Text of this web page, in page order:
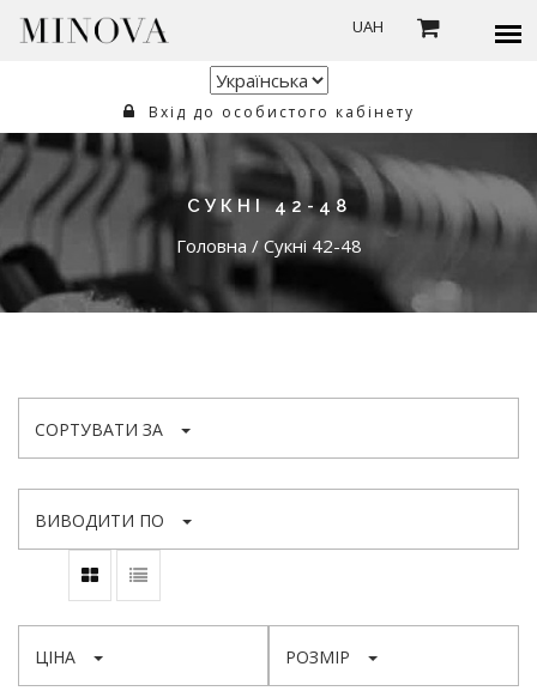
UAH
Вхід до особистого кабінету
СУКНІ 42-48
Головна / Сукні 42-48
СОРТУВАТИ ЗА
ВИВОДИТИ ПО
ЦІНА РОЗМІР